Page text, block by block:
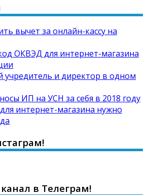
вычет за онлайн-кассу на
ОКВЭД для интернет-магазина
учредитель и директор в одном
ИП на УСН за себя в 2018 году
интернет-магазина нужно
в Телеграм!